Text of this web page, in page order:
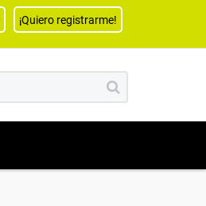
¡Quiero registrarme!